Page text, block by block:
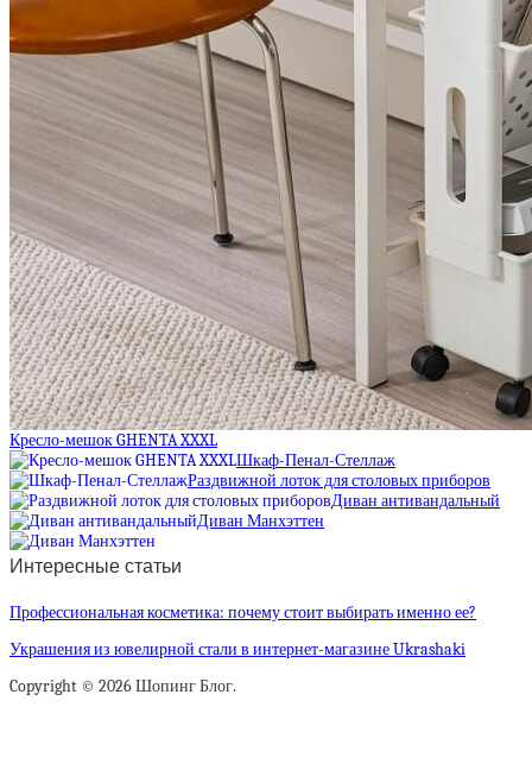
Кресло-мешок GHENTA XXXL
Шкаф-Пенал-Стеллаж
Раздвижной лоток для столовых приборов
Диван антивандальный
Диван Манхэттен
Интересные статьи
Профессиональная косметика: почему стоит выбирать именно ее?
Украшения из ювелирной стали в интернет-магазине Ukrashaki
Copyright © 2026 Шопинг Блог.